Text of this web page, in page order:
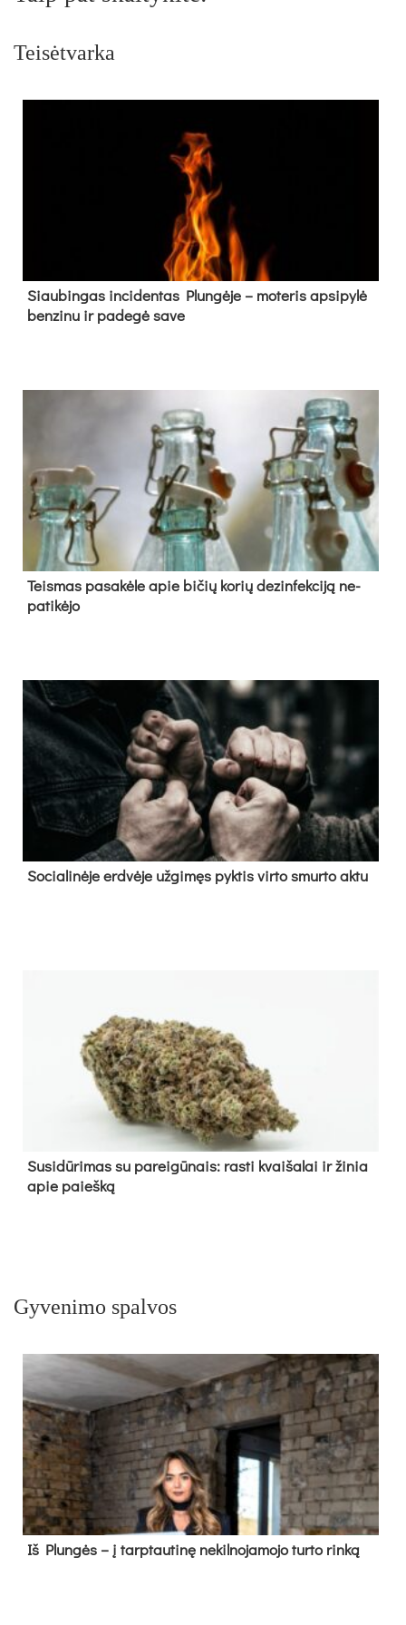
Teisėtvarka
Siau­bin­gas in­ci­den­tas Plun­gė­je – mo­te­ris ap­si­py­lė
ben­zi­nu ir pa­de­gė sa­ve
Teis­mas pa­sa­kė­le apie bi­čių ko­rių de­zin­fek­ci­ją ne­
pa­ti­kė­jo
So­cia­li­nė­je erd­vė­je už­gi­męs pyk­tis vir­to smur­to ak­tu
Su­si­dū­ri­mas su pa­rei­gū­nais: ras­ti kvai­ša­lai ir ži­nia
apie paieš­ką
Gyvenimo spalvos
Iš Plungės – į tarptautinę nekilnojamojo turto rinką